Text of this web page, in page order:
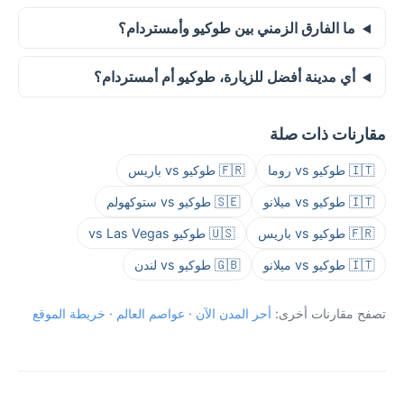
ما الفارق الزمني بين طوكيو وأمستردام؟
أي مدينة أفضل للزيارة، طوكيو أم أمستردام؟
مقارنات ذات صلة
🇮🇹 طوكيو vs روما 🇫🇷 طوكيو vs باريس
🇮🇹 طوكيو vs ميلانو 🇸🇪 طوكيو vs ستوكهولم
🇫🇷 طوكيو vs باريس 🇺🇸 طوكيو vs Las Vegas
🇮🇹 طوكيو vs ميلانو 🇬🇧 طوكيو vs لندن
تصفح مقارنات أخرى: أحر المدن الآن · عواصم العالم · خريطة الموقع